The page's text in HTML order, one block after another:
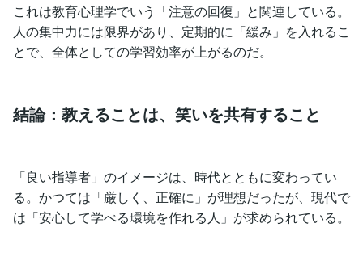
これは教育心理学でいう「注意の回復」と関連している。
人の集中力には限界があり、定期的に「緩み」を入れるこ
とで、全体としての学習効率が上がるのだ。
結論：教えることは、笑いを共有すること
「良い指導者」のイメージは、時代とともに変わってい
る。かつては「厳しく、正確に」が理想だったが、現代で
は「安心して学べる環境を作れる人」が求められている。